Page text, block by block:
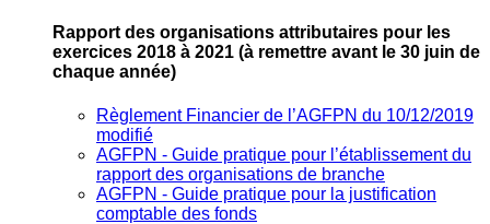
Rapport des organisations attributaires pour les
exercices 2018 à 2021 (à remettre avant le 30 juin de
chaque année)
Règlement Financier de l’AGFPN du 10/12/2019
modifié
AGFPN ‐ Guide pratique pour l’établissement du
rapport des organisations de branche
AGFPN ‐ Guide pratique pour la justification
comptable des fonds